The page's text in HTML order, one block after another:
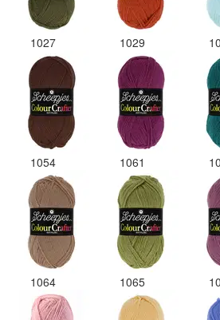
1027 1029
1054 1061
1064 1065